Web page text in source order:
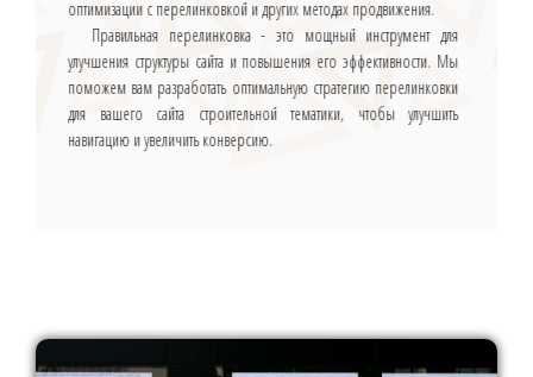
оптимизации с перелинковкой и других методах продвижения.
Правильная перелинковка - это мощный инструмент для
улучшения структуры сайта и повышения его эффективности. Мы
поможем вам разработать оптимальную стратегию перелинковки
для вашего сайта строительной тематики, чтобы улучшить
навигацию и увеличить конверсию.